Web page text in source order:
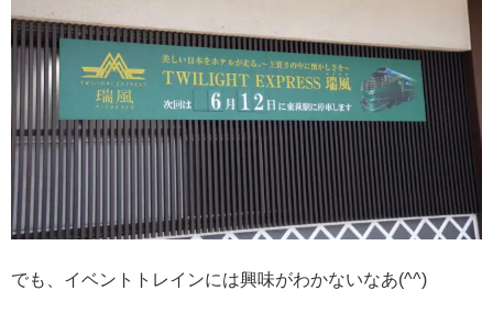
でも、イベントトレインには興味がわかないなあ(^^)